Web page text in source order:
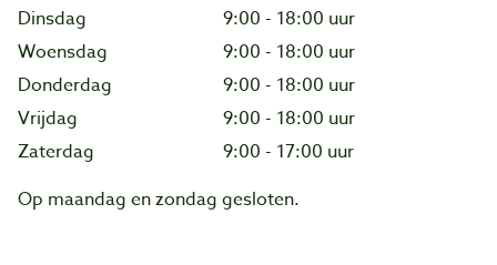
Dinsdag
9:00 - 18:00 uur
Woensdag
9:00 - 18:00 uur
Donderdag
9:00 - 18:00 uur
Vrijdag
9:00 - 18:00 uur
Zaterdag
9:00 - 17:00 uur
Op maandag en zondag gesloten.